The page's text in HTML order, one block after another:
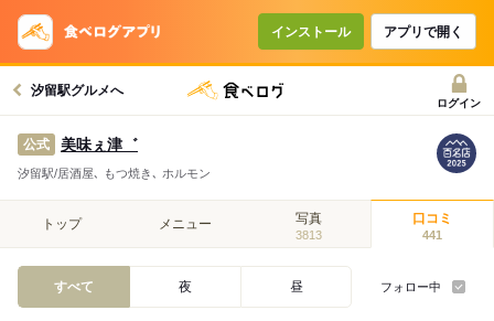
インストール アプリで開く
汐留駅グルメへ
ログイン
公式 美味ぇ津゛
汐留駅/居酒屋､ もつ焼き､ ホルモン
トップ メニュー 写真
3813
口コミ
441
すべて 夜 昼 フォロー中